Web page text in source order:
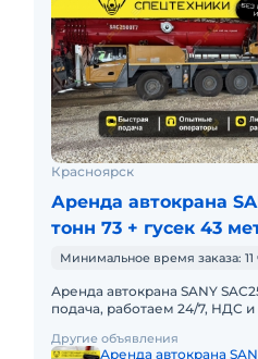
Красноярск
Аренда автокрана
тонн 73 + гусек 43
Минимальное время заказа: 11
Аренда автокрана SANY
подача, работаем 24/7, НДС
SAC2500S 250 ТОННПред
Другие объявления
Аренда автокрана